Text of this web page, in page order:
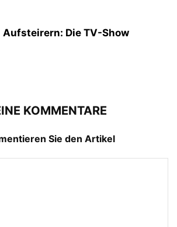
Aufsteirern: Die TV-Show
KOMMENTARE
Sie den Artikel